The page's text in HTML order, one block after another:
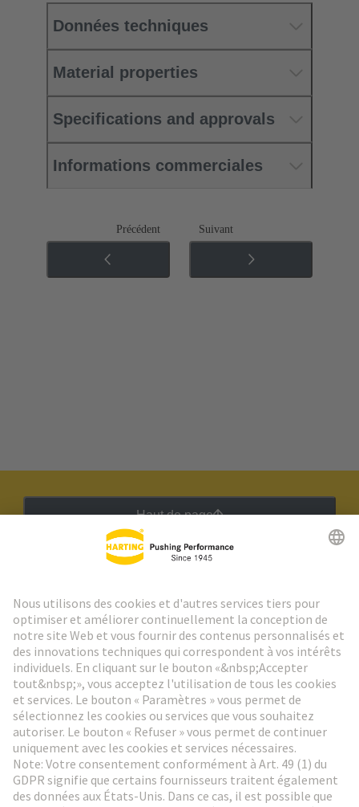
Données techniques
Material properties
Specifications and approvals
Informations commerciales
Précédent Suivant
Haut de page
Aller à l'inscription
Social Media